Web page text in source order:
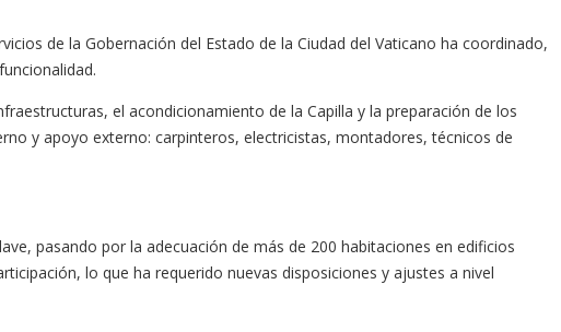
de la Gobernación del Estado de la Ciudad del Vaticano ha coordinado,
el acondicionamiento de la Capilla y la preparación de los
y apoyo externo: carpinteros, electricistas, montadores, técnicos de
pasando por la adecuación de más de 200 habitaciones en edificios
lo que ha requerido nuevas disposiciones y ajustes a nivel